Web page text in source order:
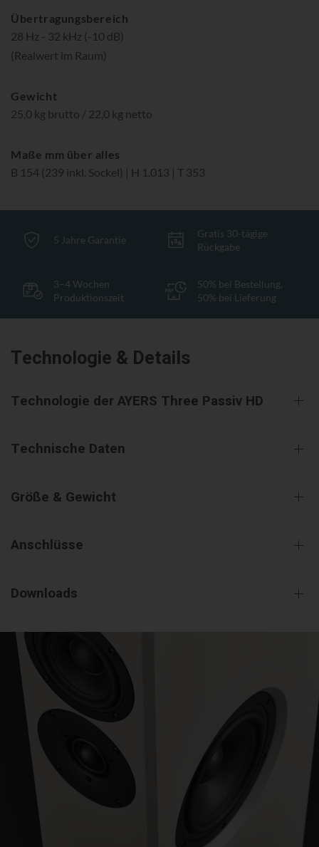
Übertragungsbereich
28 Hz - 32 kHz (-10 dB)
(Realwert im Raum)
Gewicht
25,0 kg brutto / 22,0 kg netto
Maße mm über alles
B 154 (239 inkl. Sockel) | H 1.013 | T 353
5 Jahre Garantie
Gratis 30-tägige
Rückgabe
3–4 Wochen
Produktionszeit
50% bei Bestellung,
50% bei Lieferung
Technologie & Details
Technologie der AYERS Three Passiv HD
Technische Daten
Größe & Gewicht
Anschlüsse
Downloads